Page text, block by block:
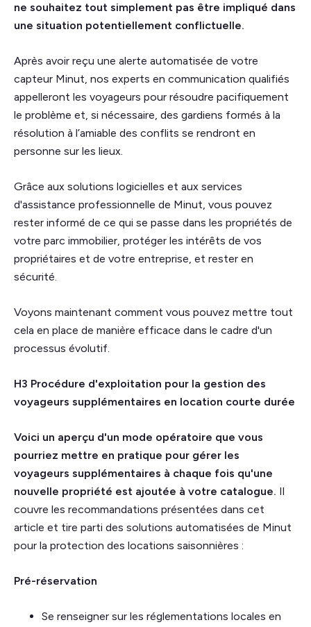
ne souhaitez tout simplement pas être impliqué dans
une situation potentiellement conflictuelle.
Après avoir reçu une alerte automatisée de votre
capteur Minut, nos experts en communication qualifiés
appelleront les voyageurs pour résoudre pacifiquement
le problème et, si nécessaire, des gardiens formés à la
résolution à l’amiable des conflits se rendront en
personne sur les lieux.
Grâce aux solutions logicielles et aux services
d'assistance professionnelle de Minut, vous pouvez
rester informé de ce qui se passe dans les propriétés de
votre parc immobilier, protéger les intérêts de vos
propriétaires et de votre entreprise, et rester en
sécurité.
Voyons maintenant comment vous pouvez mettre tout
cela en place de manière efficace dans le cadre d'un
processus évolutif.
H3 Procédure d'exploitation pour la gestion des
voyageurs supplémentaires en location courte durée
Voici un aperçu d'un mode opératoire que vous
pourriez mettre en pratique pour gérer les
voyageurs supplémentaires à chaque fois qu'une
nouvelle propriété est ajoutée à votre catalogue. Il
couvre les recommandations présentées dans cet
article et tire parti des solutions automatisées de Minut
pour la protection des locations saisonnières :
Pré-réservation
Se renseigner sur les réglementations locales en